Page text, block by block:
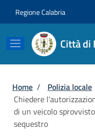
Regione Calabria
Città di
Briciole di
Home / Polizia locale
Chiedere
di un veicolo
sequestro